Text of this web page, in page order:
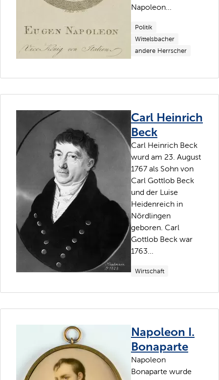
Napoleon...
Politik
Wittelsbacher
andere Herrscher
Carl Heinrich
Beck
Carl Heinrich Beck
wurd am 23. August
1767 als Sohn von
Carl Gottlob Beck
und der Luise
Heidenreich in
Nördlingen
geboren. Carl
Gottlob Beck war
1763...
Wirtschaft
Napoleon I.
Bonaparte
Napoleon
Bonaparte wurde